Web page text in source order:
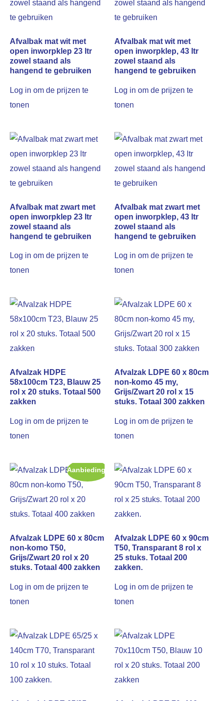
Afvalbak mat wit met
open inworpklep 23 ltr
zowel staand als
hangend te gebruiken
Log in om de prijzen te
tonen
Afvalbak mat wit met
open inworpklep, 43 ltr
zowel staand als
hangend te gebruiken
Log in om de prijzen te
tonen
Afvalbak mat zwart met
open inworpklep 23 ltr
zowel staand als
hangend te gebruiken
Log in om de prijzen te
tonen
Afvalbak mat zwart met
open inworpklep, 43 ltr
zowel staand als
hangend te gebruiken
Log in om de prijzen te
tonen
Afvalzak HDPE
58x100cm T23, Blauw 25
rol x 20 stuks. Totaal 500
zakken
Log in om de prijzen te
tonen
Afvalzak LDPE 60 x 80cm
non-komo 45 my,
Grijs/Zwart 20 rol x 15
stuks. Totaal 300 zakken
Log in om de prijzen te
tonen
Aanbieding!
Afvalzak LDPE 60 x 80cm
non-komo T50,
Grijs/Zwart 20 rol x 20
stuks. Totaal 400 zakken
Log in om de prijzen te
tonen
Afvalzak LDPE 60 x 90cm
T50, Transparant 8 rol x
25 stuks. Totaal 200
zakken.
Log in om de prijzen te
tonen